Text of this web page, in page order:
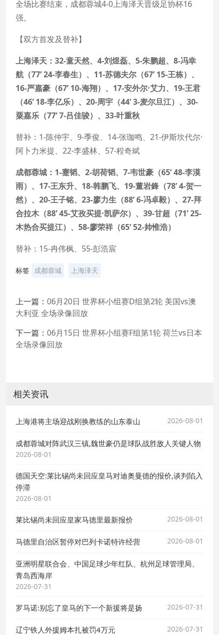
全场比赛结束，成都蓉城4-0上海泽天晋级足协杯16
强。
【双方首发及替补】
上海泽天：32-童天然、4-刘煜磊、5-朱鹏超、8-冯幸
航（77’ 24-李春生）、11-苏德夫尔（67’ 15-王栋）、
16-严嘉豪（67’ 10-海翔）、17-安外尔·艾力、19-王君
（46’ 18-李亿乐）、20-周宇（44’ 3-麦尔旦江）、30-
粟嘉乐（77’ 7-吕佳骏）、33-叶重秋
替补：1-陈仲宇、9-季俊、14-张珈鸣、21-伊斯坎代尔·
阿卜力米提、22-李盛林、57-程奇斌
成都蓉城：1-蹇韬、2-胡荷韬、7-韦世豪（65’ 48-李漠
雨）、17-王东升、18-韩鹏飞、19-董岩鋒（78’ 4-贺一
然）、20-王子铭、23-廖力生（88’ 6-冯卓毅）、27-拜
合拉木（88’ 45-艾孜买提·凯萨尔）、39-甘超（71’ 25-
木热合买提江）、58-廖荣祥（65’ 52-帅惟浩）
替补：15-冉伟枫、55-彭浩宸
标签 成都蓉城 上海泽天
上一篇： 06月20日 世界杯小组赛D组第2轮 美国vs澳
大利亚 全场录像回放
下一篇： 06月15日 世界杯小组赛F组第1轮 荷兰vs日本
全场录像回放
相关资讯
上海港将主场迎战刚换教练的山东泰山 2026-08-01
成都蓉城对阵武汉三镇,魏世豪仍是球队战胜敌人关键人物
2026-08-01
德国天空:莱比锡尚未回应皇马对迪奥曼德的报价,谈判陷入
停滞
2026-08-01
莱比锡尚未回应皇家马德里最新报价 2026-08-01
马德里自治区暂停对巴列卡诺特许经营 2026-08-01
亚洲明星联合会、中国足球少年红队、杭州足球管理局、
青岛西海岸
2026-07-31
罗马诺:别忘了皇马的下一个新援将是扬 2026-07-31
辽宁铁人外援姆本扎被罚4万元 2026-07-31